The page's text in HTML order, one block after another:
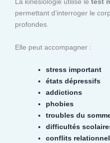
La kinésiologie utilise le test
permettant d’interroger le
profondes.
Elle peut accompagner :
stress important
états dépressifs
addictions
phobies
troubles du
difficultés
conflits